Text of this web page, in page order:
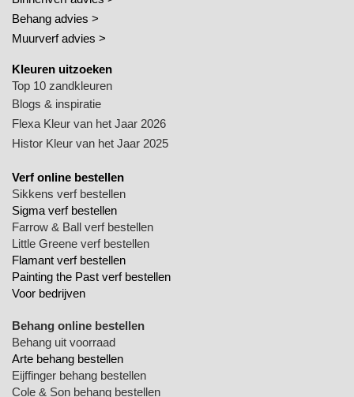
Behang advies >
Muurverf advies >
Kleuren uitzoeken
Top 10 zandkleuren
Blogs & inspiratie
Flexa Kleur van het Jaar 2026
Histor Kleur van het Jaar 2025
Verf online bestellen
Sikkens verf bestellen
Sigma verf bestellen
Farrow & Ball verf bestellen
Little Greene verf bestellen
Flamant verf bestellen
Painting the Past verf bestellen
Voor bedrijven
Behang online bestellen
Behang uit voorraad
Arte behang bestellen
Eijffinger behang bestellen
Cole & Son behang bestellen